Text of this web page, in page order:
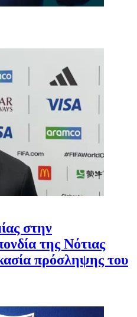
στην
της Νότιας
πρόσληψης του